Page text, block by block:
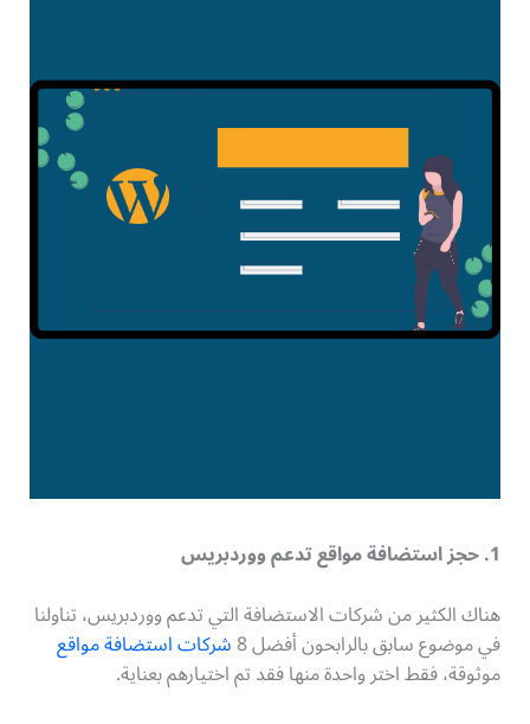
1. حجز استضافة مواقع تدعم ووردبريس
هناك الكثير من شركات الاستضافة التي تدعم ووردبريس، تناولنا
في موضوع سابق بالرابحون أفضل 8 شركات استضافة مواقع
موثوقة، فقط اختر واحدة منها فقد تم اختيارهم بعناية.